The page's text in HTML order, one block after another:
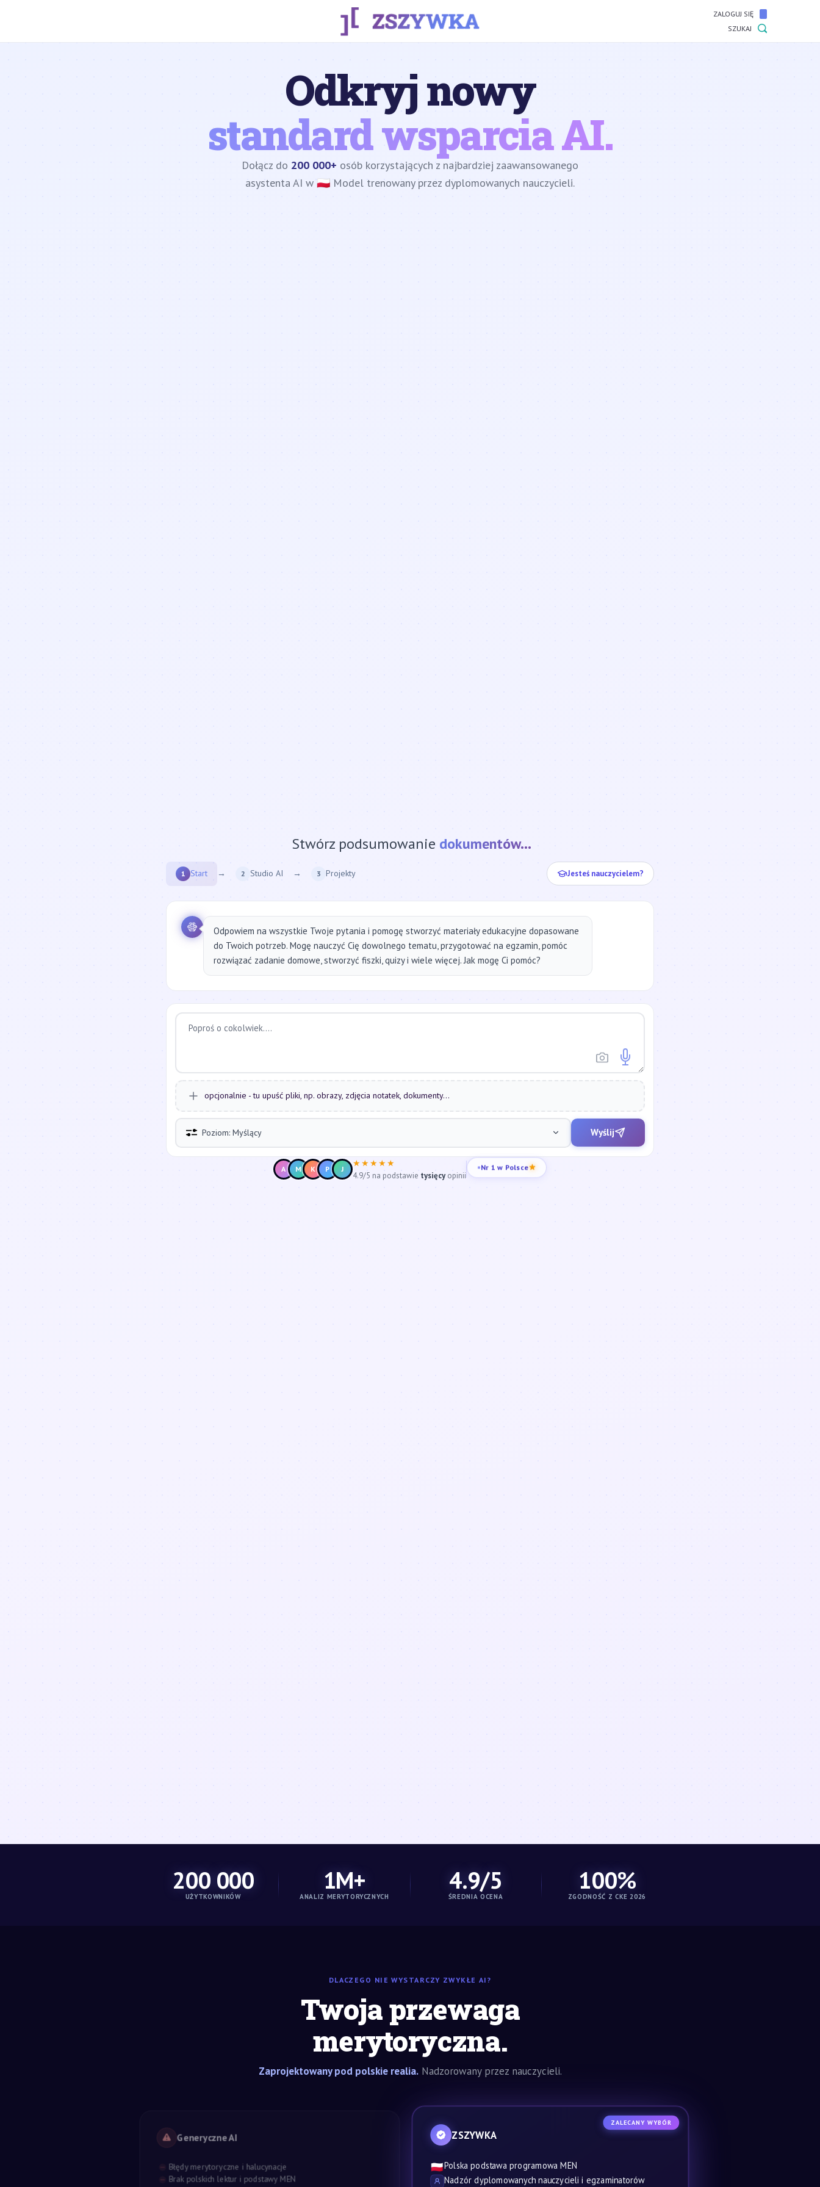
ZALOGUJ SIĘ
SZUKAJ
Odkryj nowy
standard wsparcia AI.
Dołącz do 200 000+ osób korzystających z najbardziej zaawansowanego
asystenta AI w 🇵🇱 Model trenowany przez dyplomowanych nauczycieli.
Stwórz podsumowanie strony internetowej...
1 Start → 2 Studio AI → 3 Projekty Jesteś nauczycielem?
Odpowiem na wszystkie Twoje pytania i pomogę stworzyć materiały edukacyjne dopasowane
do Twoich potrzeb. Mogę nauczyć Cię dowolnego tematu, przygotować na egzamin, pomóc
rozwiązać zadanie domowe, stworzyć fiszki, quizy i wiele więcej. Jak mogę Ci pomóc?
opcjonalnie - tu upuść pliki, np. obrazy, zdjęcia notatek, dokumenty...
Poziom: Myślący Wyślij
A M K P J
★★★★★
4.9/5 na podstawie tysięcyopinii
Nr 1 w Polsce
200 000
UŻYTKOWNIKÓW
1M+
ANALIZ MERYTORYCZNYCH
4.9/5
ŚREDNIA OCENA
100%
ZGODNOŚĆ Z CKE 2026
DLACZEGO NIE WYSTARCZY ZWYKŁE AI?
Twoja przewaga
merytoryczna.
Zaprojektowany pod polskie realia.Nadzorowany przez nauczycieli.
Generyczne AI
Błędy merytoryczne i halucynacje
Brak polskich lektur i podstawy MEN
ZALECANY WYBÓR
ZSZYWKA
🇵🇱Polska podstawa programowa MEN
Nadzór dyplomowanych nauczycieli i egzaminatorów